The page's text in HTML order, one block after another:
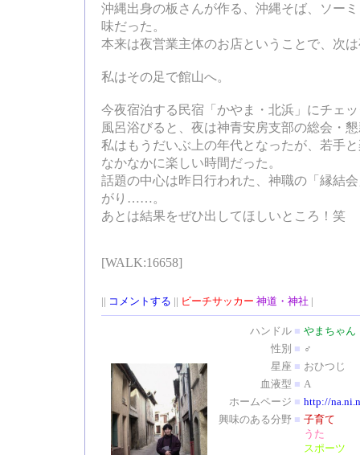
沖縄出身の板さんが作る、沖縄そば、ソー
味だった。
本来は夜営業主体のお店ということで、次
私はその足で館山へ。
今夜宿泊する民宿「かやま・北浜」にチェ
風呂浴びると、夜は神青安房支部の総会・
私はもうだいぶ上の年代となったが、若手
なかなかに楽しい時間だった。
話題の中心は昨日行われた、神職の「縁結
がり……。
あとは結果をぜひ出してほしいところ！笑
[WALK:16658]
|| コメントする || ビーチサッカー 神道・神社 |
ハンドル ■ やまちゃん
性別 ■ ♂
星座 ■ おひつじ
血液型 ■ A
ホームページ ■ http://
興味のある分野 ■ 子育て
うた
スポーツ